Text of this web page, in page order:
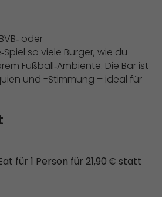
oder
so viele Burger, wie du
Fußball‑Ambiente. Die Bar ist
und -Stimmung – ideal für
für 1 Person für 21,90 € statt